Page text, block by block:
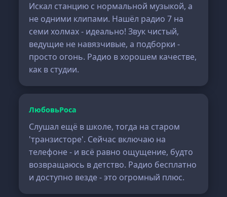
Искал станцию с нормальной музыкой, а
не одними клипами. Нашёл радио 7 на
семи холмах - идеально! Звук чистый,
ведущие не навязчивые, а подборки -
просто огонь. Радио в хорошем качестве,
как в студии.
ЛюбовьРоса
Слушал ещё в школе, тогда на старом
'транзисторе'. Сейчас включаю на
телефоне - и всё равно ощущение, будто
возвращаюсь в детство. Радио бесплатно
и доступно везде - это огромный плюс.